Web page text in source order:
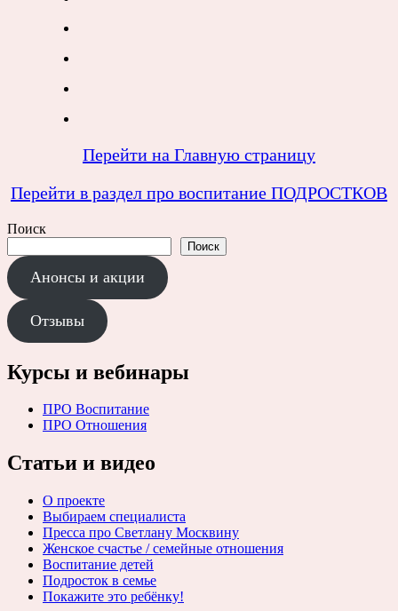
Перейти на Главную страницу
Перейти в раздел про воспитание ПОДРОСТКОВ
Поиск
Поиск
Анонсы и акции
Отзывы
Курсы и вебинары
ПРО Воспитание
ПРО Отношения
Статьи и видео
О проекте
Выбираем специалиста
Пресса про Светлану Москвину
Женское счастье / семейные отношения
Воспитание детей
Подросток в семье
Покажите это ребёнку!